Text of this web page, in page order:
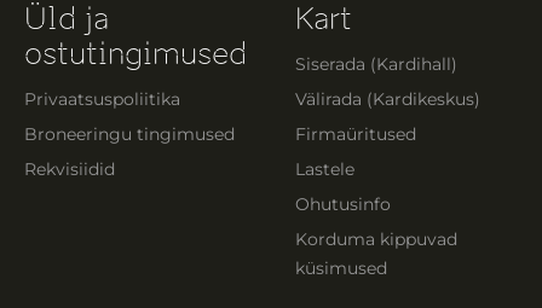
Üld ja
ostutingimused
Privaatsuspoliitika
Broneeringu tingimused
Rekvisiidid
Kart
Siserada (Kardihall)
Välirada (Kardikeskus)
Firmaüritused
Lastele
Ohutusinfo
Korduma kippuvad
küsimused